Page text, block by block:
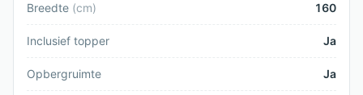
Breedte (cm) 160
Inclusief topper Ja
Opbergruimte Ja